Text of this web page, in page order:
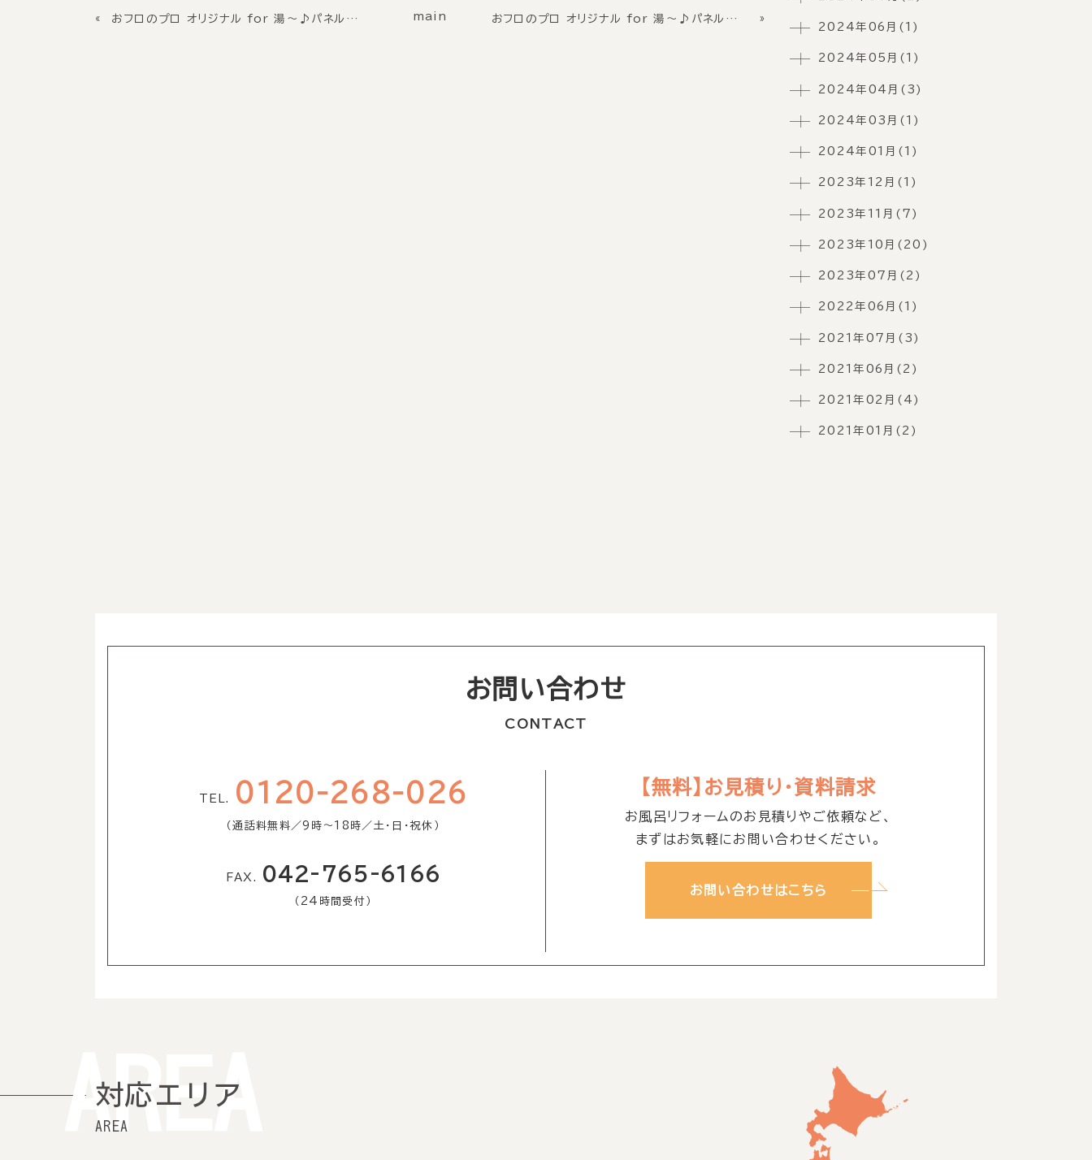
« おフロのプロ オリジナル for 湯〜♪パネルのご紹介 main おフロのプロ オリジナル for 湯〜♪パネルのご紹介 »
2024年06月(1)
2024年05月(1)
2024年04月(3)
2024年03月(1)
2024年01月(1)
2023年12月(1)
2023年11月(7)
2023年10月(20)
2023年07月(2)
2022年06月(1)
2021年07月(3)
2021年06月(2)
2021年02月(4)
2021年01月(2)
お問い合わせ
CONTACT
TEL. 0120-268-026
（通話料無料／9時〜18時／土・日・祝休）
FAX. 042-765-6166
（24時間受付）
【無料】お見積り・資料請求
お風呂リフォームのお見積りやご依頼など、
まずはお気軽にお問い合わせください。
お問い合わせはこちら
対応エリア
AREA
AREA